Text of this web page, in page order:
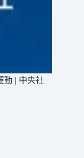
動 | 中央社